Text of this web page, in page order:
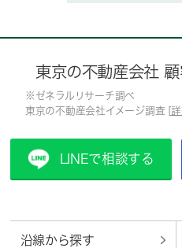
東京の不動産会社
※ゼネラルリサーチ調べ
東京の不動産会社イメージ調査 [ 詳
LINEで相談する
沿線から探す